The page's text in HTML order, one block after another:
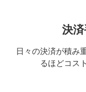
決
日々の決済が積み
るほどコス